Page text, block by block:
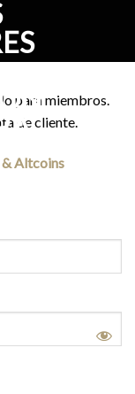
para miembros.
de cliente.
Altcoins